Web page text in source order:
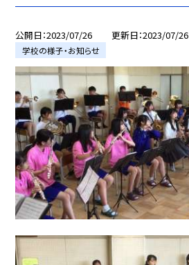
公開日 2023/07/26 更新日 2023/07/26
学校の様子・お知らせ